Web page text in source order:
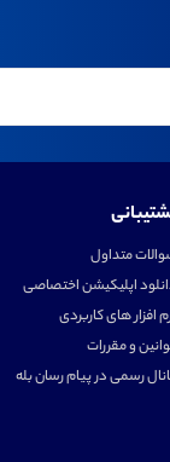
متداول
اپلیکیشن اختصاصی
افزار های کاربردی
و مقررات
رسمی در پیام رسان بله